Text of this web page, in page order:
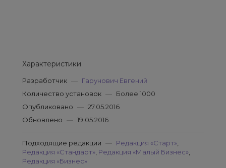
Характеристики
Разработчик — Гарунович Евгений
Количество установок — Более 1000
Опубликовано — 27.05.2016
Обновлено — 19.05.2016
Подходящие редакции — Редакция «Старт»
Редакция «Стандарт» Редакция «Малый Бизнес»
Редакция «Бизнес»